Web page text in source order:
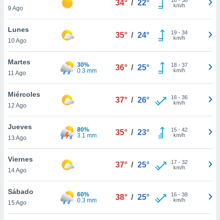
más
nuestra
y
de
disponible
cookies
aceptar
9 Ago
34° / 22°
km/h
Lunes
10 Ago
35° / 24° 19- 34
km/h
Martes
11 Ago
30%
0.3 mm
36° / 25° 18- 37
km/h
Miércoles
12 Ago
37° / 26° 16- 36
km/h
Jueves
13 Ago
80%
3.1 mm
35° / 23° 15- 42
km/h
Viernes
14 Ago
37° / 25° 17- 32
km/h
Sábado
15 Ago
60%
0.3 mm
38° / 25° 16- 38
km/h